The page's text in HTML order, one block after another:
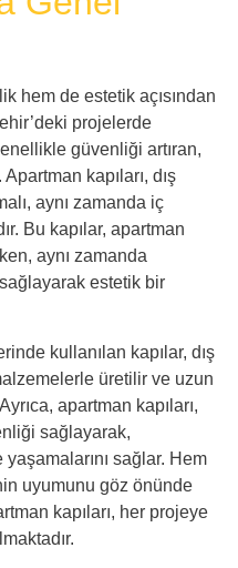
hem de estetik açısından
projelerde
güvenliği artıran,
kapıları, dış
aynı zamanda iç
Bu kapılar, apartman
aynı zamanda
estetik bir
kullanılan kapılar, dış
üretilir ve uzun
apartman kapıları,
sağlayarak,
sağlar. Hem
uyumunu göz önünde
kapıları, her projeye